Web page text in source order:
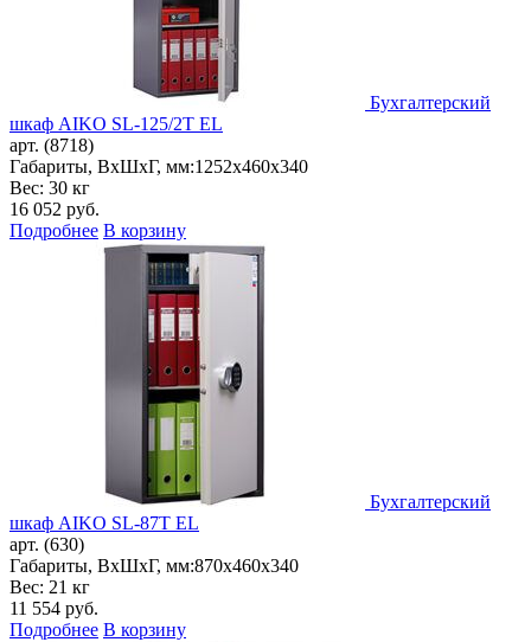
Бухгалтерский
шкаф AIKO SL-125/2Т EL
арт. (8718)
Габариты, ВxШxГ, мм:1252x460x340
Вес: 30 кг
16 052 руб.
Подробнее В корзину
Бухгалтерский
шкаф AIKO SL-87Т EL
арт. (630)
Габариты, ВxШxГ, мм:870x460x340
Вес: 21 кг
11 554 руб.
Подробнее В корзину